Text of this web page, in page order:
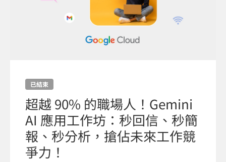
已結束
超越 90% 的職場人！Gemini
AI 應用工作坊：秒回信、秒簡
報、秒分析，搶佔未來工作競
爭力！